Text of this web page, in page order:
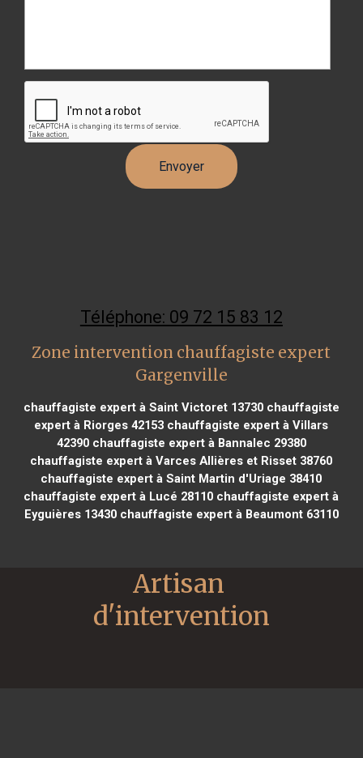
Téléphone: 09 72 15 83 12
Zone intervention chauffagiste expert
Gargenville
chauffagiste expert à Saint Victoret 13730chauffagiste
expert à Riorges 42153 chauffagiste expert à Villars
42390chauffagiste expert à Bannalec 29380
chauffagiste expert à Varces Allières et Risset 38760
chauffagiste expert à Saint Martin d'Uriage 38410
chauffagiste expert à Lucé 28110 chauffagiste expert à
Eyguières 13430chauffagiste expert à Beaumont 63110
Artisan
d'intervention